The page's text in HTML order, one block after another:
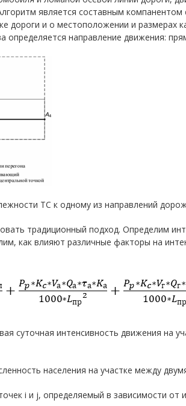
является составным
дороги и о местоположении и размерах
определяется направление движения:
ТС к одному из направлений
традиционный подход. Определим
как влияют различные факторы на
суточная интенсивность движения на
населения на участке между
i и j, определяемый в зависимости от